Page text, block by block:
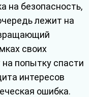
на безопасность,
лежит на
своих
попытку спасти
интересов
ошибка.